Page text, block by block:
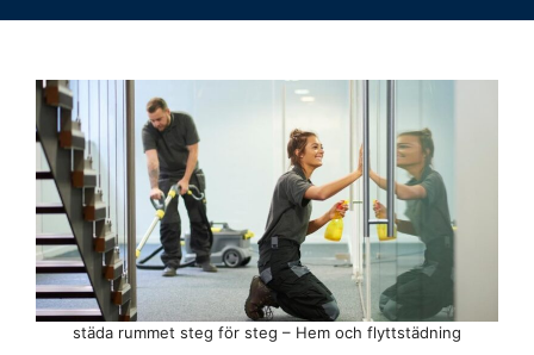
städa rummet steg för steg – Hem och flyttstädning